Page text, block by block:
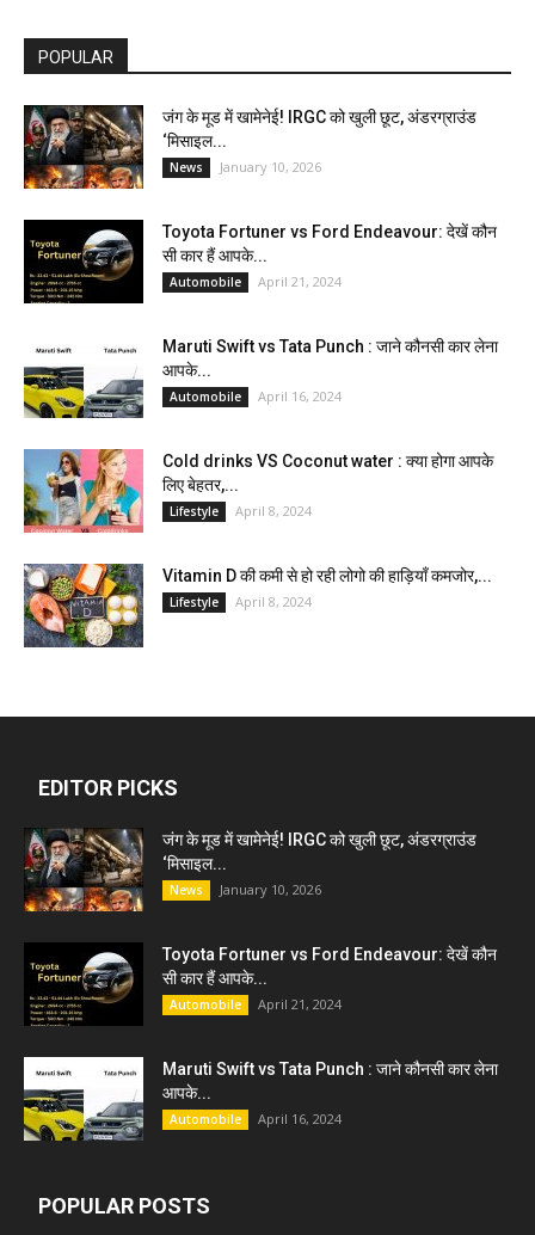
POPULAR
जंग के मूड में खामेनेई! IRGC को खुली छूट, अंडरग्राउंड
‘मिसाइल...
News January 10, 2026
Toyota Fortuner vs Ford Endeavour: देखें कौन
सी कार हैं आपके...
Automobile April 21, 2024
Maruti Swift vs Tata Punch : जाने कौनसी कार लेना
आपके...
Automobile April 16, 2024
Cold drinks VS Coconut water : क्या होगा आपके
लिए बेहतर,...
Lifestyle April 8, 2024
Vitamin D की कमी से हो रही लोगो की हाड़ियाँ कमजोर,...
Lifestyle April 8, 2024
EDITOR PICKS
जंग के मूड में खामेनेई! IRGC को खुली छूट, अंडरग्राउंड
‘मिसाइल...
News January 10, 2026
Toyota Fortuner vs Ford Endeavour: देखें कौन
सी कार हैं आपके...
Automobile April 21, 2024
Maruti Swift vs Tata Punch : जाने कौनसी कार लेना
आपके...
Automobile April 16, 2024
POPULAR POSTS